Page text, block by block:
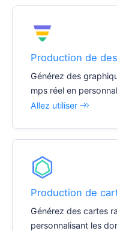
Production de
Générez des
mps réel en
es images en un seul
Allez utiliser
Production de
Générez des cartes
personnalisant les